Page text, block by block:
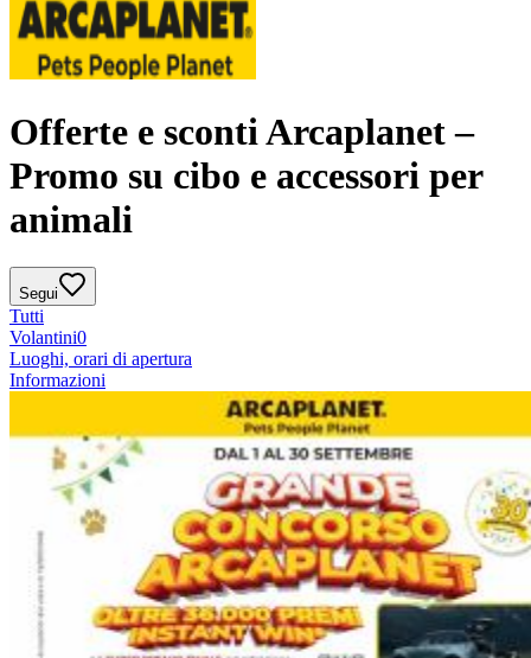
Offerte e sconti Arcaplanet –
Promo su cibo e accessori per
animali
Segui
Tutti
Volantini0
Luoghi, orari di apertura
Informazioni